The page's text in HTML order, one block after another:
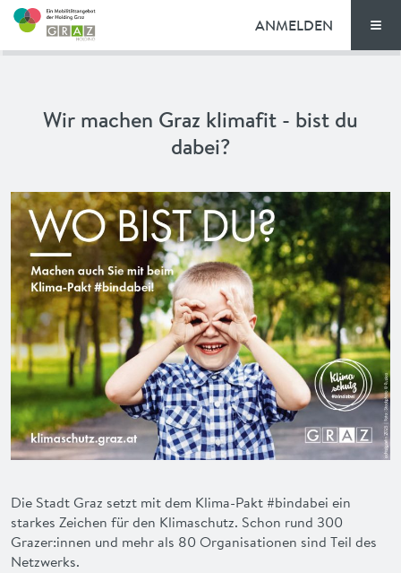
FAQ
VORTEILE
ENGLISH
ANMELDEN
Wir machen Graz klimafit - bist du
dabei?
Die Stadt Graz setzt mit dem Klima-Pakt #bindabei ein
starkes Zeichen für den Klimaschutz. Schon rund 300
Grazer:innen und mehr als 80 Organisationen sind Teil des
Netzwerks.